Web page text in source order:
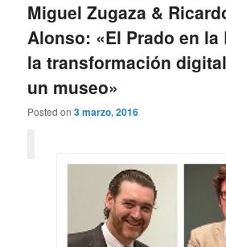
Miguel Zugaza &
Alonso: «El Prado en la
la transformación
un museo»
Posted on3 marzo, 2016